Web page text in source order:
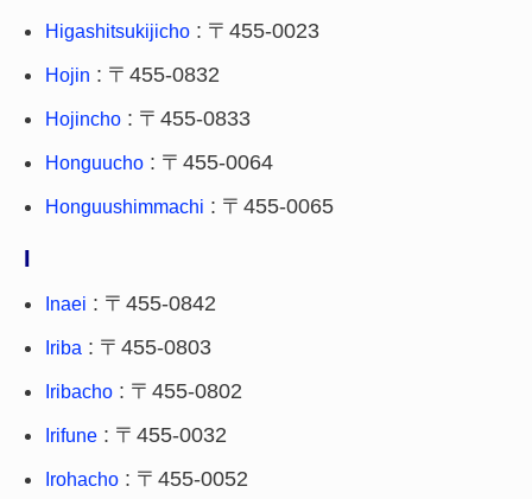
Higashitsukijicho : 〒455-0023
Hojin : 〒455-0832
Hojincho : 〒455-0833
Honguucho : 〒455-0064
Honguushimmachi : 〒455-0065
I
Inaei : 〒455-0842
Iriba : 〒455-0803
Iribacho : 〒455-0802
Irifune : 〒455-0032
Irohacho : 〒455-0052